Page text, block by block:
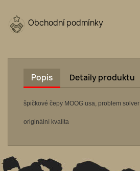
Obchodní podmínky
Popis Detaily produktu
špičkové čepy MOOG usa, problem solver
originální kvalita